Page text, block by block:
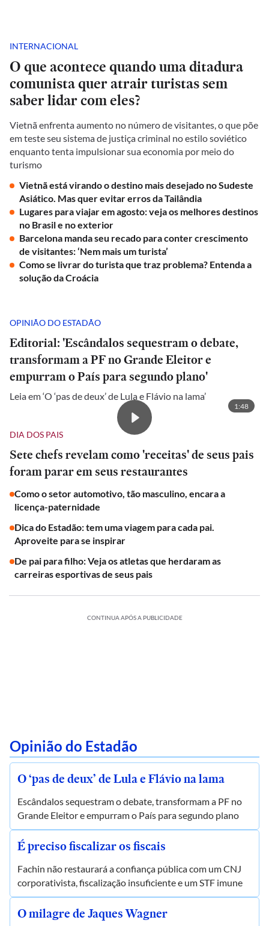
INTERNACIONAL
O que acontece quando uma ditadura
comunista quer atrair turistas sem
saber lidar com eles?
Vietnã enfrenta aumento no número de visitantes, o que põe
em teste seu sistema de justiça criminal no estilo soviético
enquanto tenta impulsionar sua economia por meio do
turismo
Vietnã está virando o destino mais desejado no Sudeste
Asiático. Mas quer evitar erros da Tailândia
Lugares para viajar em agosto: veja os melhores destinos
no Brasil e no exterior
Barcelona manda seu recado para conter crescimento
de visitantes: ‘Nem mais um turista’
Como se livrar do turista que traz problema? Entenda a
solução da Croácia
OPINIÃO DO ESTADÃO
Editorial: 'Escândalos sequestram o debate,
transformam a PF no Grande Eleitor e
empurram o País para segundo plano'
Leia em ‘O ‘pas de deux’ de Lula e Flávio na lama’
1:48
DIA DOS PAIS
Sete chefs revelam como 'receitas' de seus pais
foram parar em seus restaurantes
Como o setor automotivo, tão masculino, encara a
licença-paternidade
Dica do Estadão: tem uma viagem para cada pai.
Aproveite para se inspirar
De pai para filho: Veja os atletas que herdaram as
carreiras esportivas de seus pais
CONTINUA APÓS A PUBLICIDADE
Opinião do Estadão
O ‘pas de deux’ de Lula e Flávio na lama
Escândalos sequestram o debate, transformam a PF no
Grande Eleitor e empurram o País para segundo plano
É preciso fiscalizar os fiscais
Fachin não restaurará a confiança pública com um CNJ
corporativista, fiscalização insuficiente e um STF imune
O milagre de Jaques Wagner